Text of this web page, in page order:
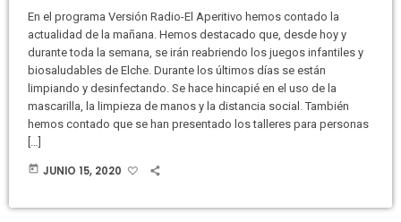
En el programa Versión Radio-El Aperitivo hemos contado la
actualidad de la mañana. Hemos destacado que, desde hoy y
durante toda la semana, se irán reabriendo los juegos infantiles y
biosaludables de Elche. Durante los últimos días se están
limpiando y desinfectando. Se hace hincapié en el uso de la
mascarilla, la limpieza de manos y la distancia social. También
hemos contado que se han presentado los talleres para personas
[…]
today JUNIO 15, 2020